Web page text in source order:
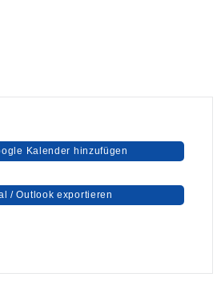
Kalender hinzufügen
/ Outlook exportieren